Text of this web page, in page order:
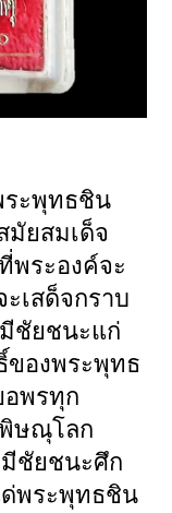
ระพุทธชิน
มัยสมเด็จ
พระองค์จะ
เสด็จกราบ
ชัยชนะแก่
ของพระพุทธ
อพรทุก
พิษณุโลก
มีชัยชนะศึก
ด่พระพุทธชิน